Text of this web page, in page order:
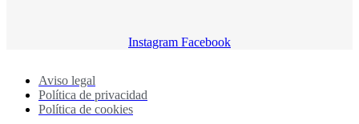
Instagram Facebook
Aviso legal
Política de privacidad
Política de cookies